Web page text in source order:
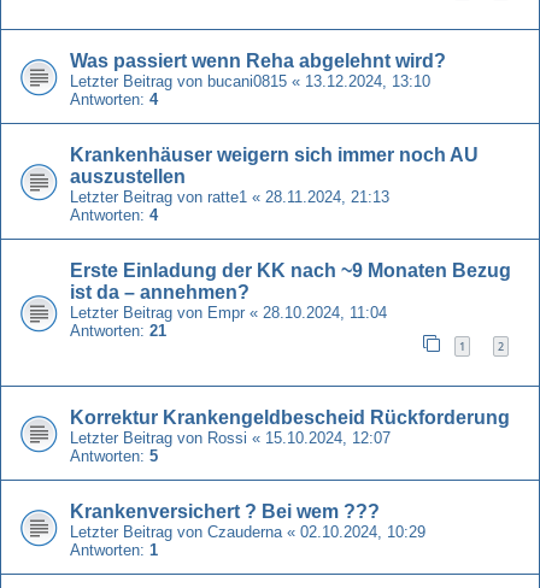
Was passiert wenn Reha abgelehnt wird?
Letzter Beitrag von bucani0815 « 13.12.2024, 13:10
Antworten: 4
Krankenhäuser weigern sich immer noch AU
auszustellen
Letzter Beitrag von ratte1 « 28.11.2024, 21:13
Antworten: 4
Erste Einladung der KK nach ~9 Monaten Bezug
ist da – annehmen?
Letzter Beitrag von Empr « 28.10.2024, 11:04
Antworten: 21
1 2
Korrektur Krankengeldbescheid Rückforderung
Letzter Beitrag von Rossi « 15.10.2024, 12:07
Antworten: 5
Krankenversichert ? Bei wem ???
Letzter Beitrag von Czauderna « 02.10.2024, 10:29
Antworten: 1